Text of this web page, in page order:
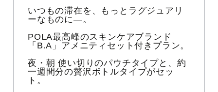
いつもの滞在を、もっとラグジュアリ
ーなものに—。
POLA最高峰のスキンケアブランド
「B.A」アメニティセット付きプラン。
夜・朝 使い切りのパウチタイプと、約
一週間分の贅沢ボトルタイプがセッ
ト。